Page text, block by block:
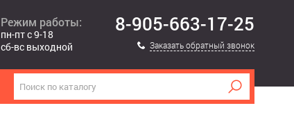
8-905-663-17-25
Заказать обратный звонок
Режим работы:
пн-пт с 9-18
сб-вс выходной